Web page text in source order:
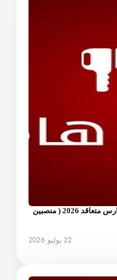
النتائج النهائية للالتحاق بمنصب شغل حارس متعاقد 2026 ( منصبين
22 يوليو 2026